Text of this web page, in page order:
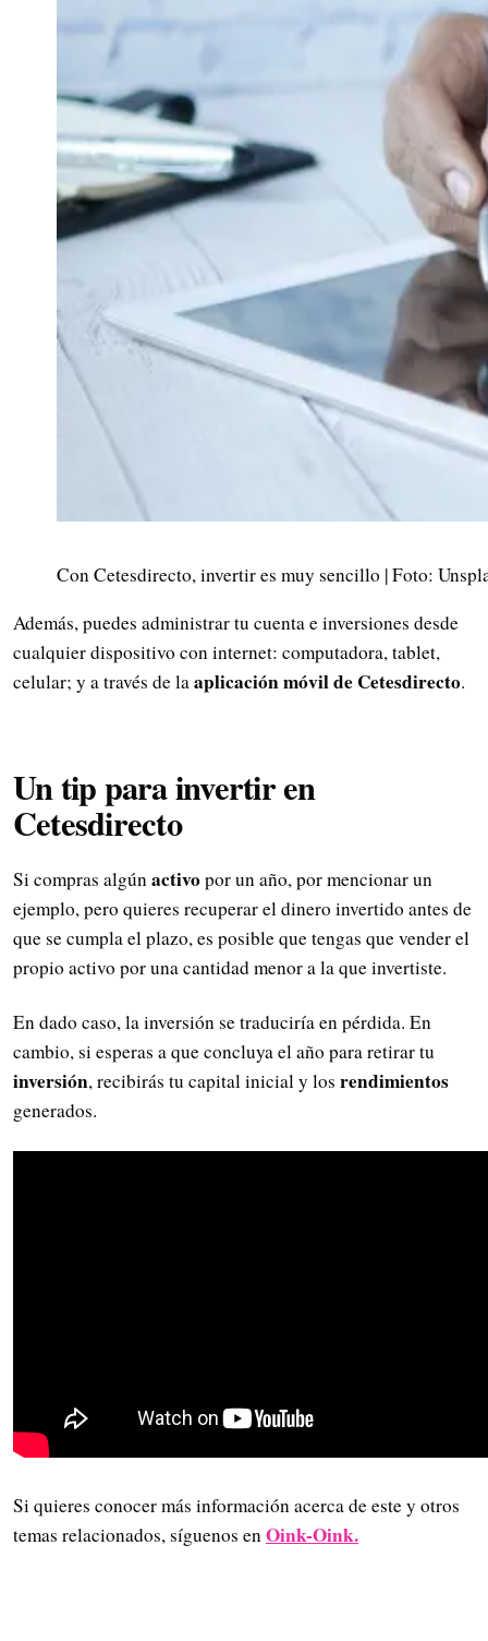
Con Cetesdirecto, invertir es muy sencillo | Foto:
Además, puedes administrar tu cuenta e inversiones desde
cualquier dispositivo con internet: computadora, tablet,
celular; y a través de laaplicación móvil de Cetesdirecto.
Un tip para invertir en
Cetesdirecto
Si compras algúnactivopor un año, por mencionar un
ejemplo, pero quieres recuperar el dinero invertido antes de
que se cumpla el plazo, es posible que tengas que vender el
propio activo por una cantidad menor a la que invertiste.
En dado caso, la inversión se traduciría en pérdida. En
cambio, si esperas a que concluya el año para retirar tu
inversión, recibirás tu capital inicial y los rendimientos
generados.
Si quieres conocer más información acerca de este y otros
temas relacionados, síguenos enOink-Oink.